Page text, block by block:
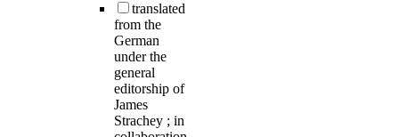
translated
from the
German
under the
general
editorship of
James
Strachey ; in